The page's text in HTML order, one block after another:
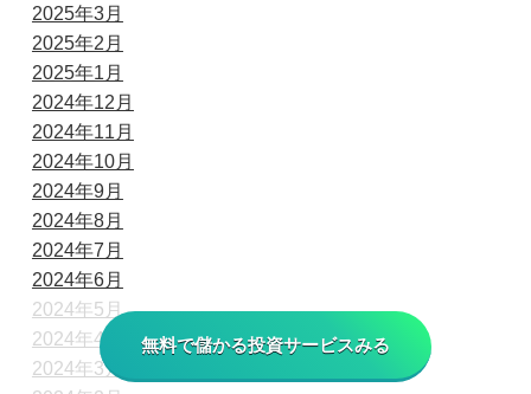
2025年3月
2025年2月
2025年1月
2024年12月
2024年11月
2024年10月
2024年9月
2024年8月
2024年7月
2024年6月
2024年5月
2024年4月
2024年3月
無料で儲かる投資サービスみる